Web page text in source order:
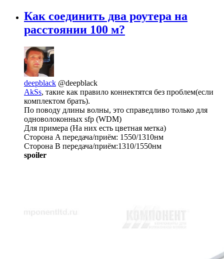
Как соединить два роутера на
расстоянии 100 м?
deepblack @deepblack
AkSs, такие как правило коннектятся без проблем(если
комплектом брать).
По поводу длины волны, это справедливо только для
одноволоконных sfp (WDM)
Для примера (На них есть цветная метка)
Сторона A передача/приём: 1550/1310нм
Сторона B передача/приём:1310/1550нм
spoiler